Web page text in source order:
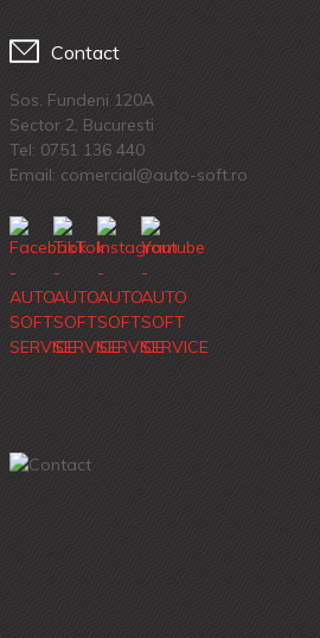
Contact
Sos. Fundeni 120A
Sector 2, Bucuresti
Tel: 0751 136 440
Email: comercial@auto-soft.ro